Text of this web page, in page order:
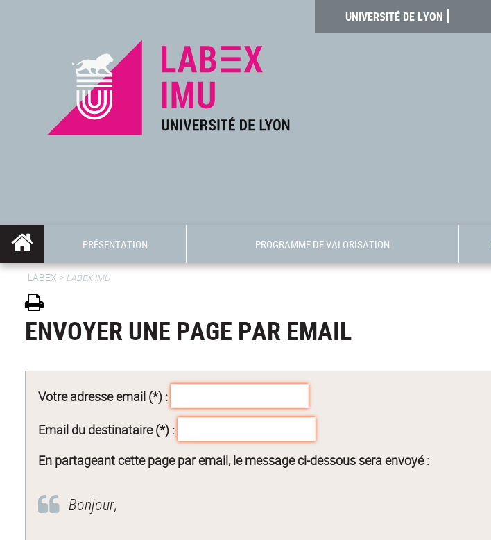
UNIVERSITÉ DE LYON
PRÉSENTATION PROGRAMME DE VALORISATION
LABEX > LABEX IMU
ENVOYER UNE PAGE PAR EMAIL
Votre adresse email (*) :
Email du destinataire (*) :
En partageant cette page par email, le message ci-dessous sera envoyé :
Bonjour,